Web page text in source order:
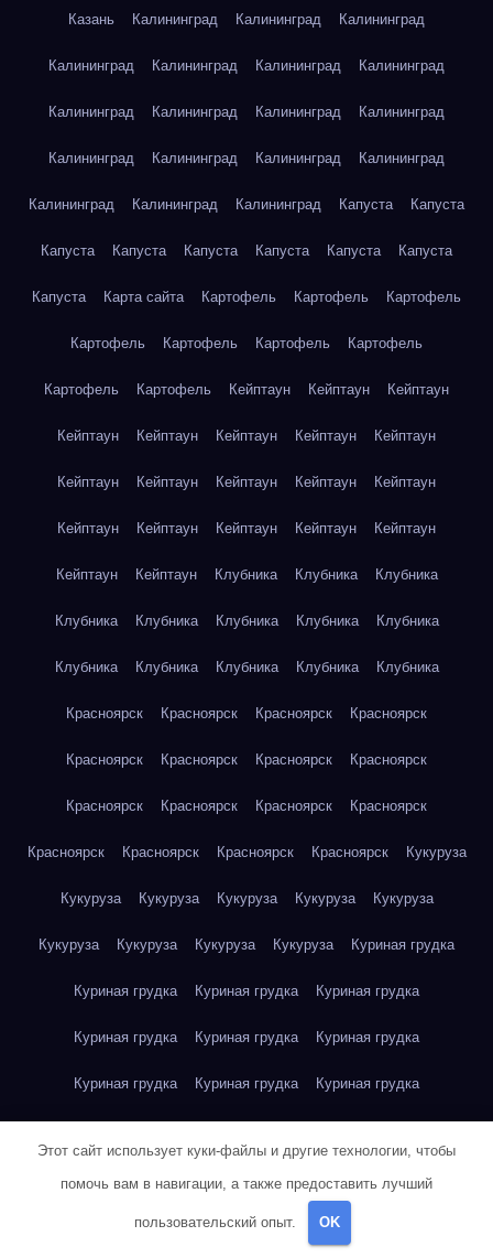
Казань Калининград Калининград Калининград
Калининград Калининград Калининград Калининград
Калининград Калининград Калининград Калининград
Калининград Калининград Калининград Калининград
Калининград Калининград Калининград Капуста Капуста
Капуста Капуста Капуста Капуста Капуста Капуста
Капуста Карта сайта Картофель Картофель Картофель
Картофель Картофель Картофель Картофель
Картофель Картофель Кейптаун Кейптаун Кейптаун
Кейптаун Кейптаун Кейптаун Кейптаун Кейптаун
Кейптаун Кейптаун Кейптаун Кейптаун Кейптаун
Кейптаун Кейптаун Кейптаун Кейптаун Кейптаун
Кейптаун Кейптаун Клубника Клубника Клубника
Клубника Клубника Клубника Клубника Клубника
Клубника Клубника Клубника Клубника Клубника
Красноярск Красноярск Красноярск Красноярск
Красноярск Красноярск Красноярск Красноярск
Красноярск Красноярск Красноярск Красноярск
Красноярск Красноярск Красноярск Красноярск Кукуруза
Кукуруза Кукуруза Кукуруза Кукуруза Кукуруза
Кукуруза Кукуруза Кукуруза Кукуруза Куриная грудка
Куриная грудка Куриная грудка Куриная грудка
Куриная грудка Куриная грудка Куриная грудка
Куриная грудка Куриная грудка Куриная грудка
Куриное яйцо
Куриное яйцо Куриное яйцо Куриное яйцо
Этот сайт использует куки-файлы и другие технологии, чтобы
помочь вам в навигации, а также предоставить лучший
пользовательский опыт. OK